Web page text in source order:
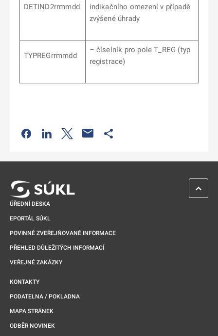
DETIND2rrmmdd
indikačního omezení v případě
zvýšené úhrady
TYPREGrrmmdd
– číselník pro pole T_REG (typ
registrace)
Odkaz se otevře na nové kartě
Odkaz se otevře na nové kartě
Odkaz se otevře na nové kartě
ÚŘEDNÍ DESKA
EPORTÁL SÚKL
POVINNĚ ZVEŘEJŇOVANÉ INFORMACE
PŘEHLED DŮLEŽITÝCH INFORMACÍ
VEŘEJNÉ ZAKÁZKY
KONTAKTY
PODATELNA / POKLADNA
MAPA STRÁNEK
ODBĚR NOVINEK
ZPĚT